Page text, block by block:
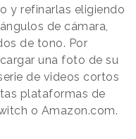
y refinarlas eligiendo
de cámara,
de tono. Por
una foto de su
de videos cortos
plataformas de
o Amazon.com.